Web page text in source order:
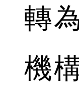
轉
機